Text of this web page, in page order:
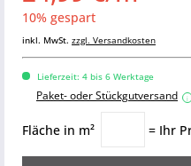
10% gespart
inkl. MwSt. zzgl. Versandkosten
Lieferzeit: 4 bis 6 Werktage
Paket- oder Stückgutversand i
Fläche in m² = Ihr